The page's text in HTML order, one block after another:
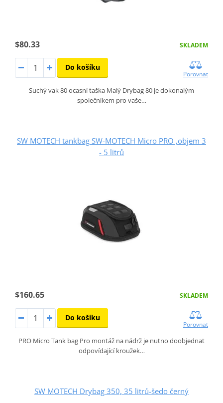
$80.33 SKLADEM
Do košíku
Porovnat
Suchý vak 80 ocasní taška Malý Drybag 80 je dokonalým
společníkem pro vaše…
SW MOTECH tankbag SW-MOTECH Micro PRO ,objem 3
- 5 litrů
$160.65 SKLADEM
Do košíku
Porovnat
PRO Micro Tank bag Pro montáž na nádrž je nutno doobjednat
odpovídající kroužek…
SW MOTECH Drybag 350, 35 litrů-šedo černý